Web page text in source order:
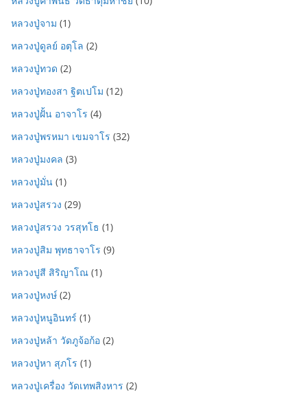
หลวงปู่จาม (1)
หลวงปู่ดูลย์ อตุโล (2)
หลวงปู่ทวด (2)
หลวงปู่ทองสา ฐิตเปโม (12)
หลวงปู่ฝั้น อาจาโร (4)
หลวงปู่พรหมา เขมจาโร (32)
หลวงปู่มงคล (3)
หลวงปู่มั่น (1)
หลวงปู่สรวง (29)
หลวงปู่สรวง วรสุทโธ (1)
หลวงปู่สิม พุทธาจาโร (9)
หลวงปูสี สิริญาโณ (1)
หลวงปู่หงษ์ (2)
หลวงปู่หนูอินทร์ (1)
หลวงปู่หล้า วัดภูจ้อก้อ (2)
หลวงปู่หา สุภโร (1)
หลวงปู่เครื่อง วัดเทพสิงหาร (2)